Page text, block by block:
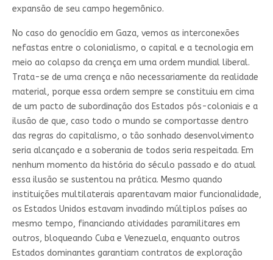
expansão de seu campo hegemônico.
No caso do genocídio em Gaza, vemos as interconexões
nefastas entre o colonialismo, o capital e a tecnologia em
meio ao colapso da crença em uma ordem mundial liberal.
Trata-se de uma crença e não necessariamente da realidade
material, porque essa ordem sempre se constituiu em cima
de um pacto de subordinação dos Estados pós-coloniais e a
ilusão de que, caso todo o mundo se comportasse dentro
das regras do capitalismo, o tão sonhado desenvolvimento
seria alcançado e a soberania de todos seria respeitada. Em
nenhum momento da história do século passado e do atual
essa ilusão se sustentou na prática. Mesmo quando
instituições multilaterais aparentavam maior funcionalidade,
os Estados Unidos estavam invadindo múltiplos países ao
mesmo tempo, financiando atividades paramilitares em
outros, bloqueando Cuba e Venezuela, enquanto outros
Estados dominantes garantiam contratos de exploração